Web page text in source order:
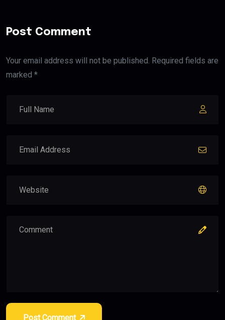
Post Comment
Your email address will not be published. Required fields are
marked *
Post Comment